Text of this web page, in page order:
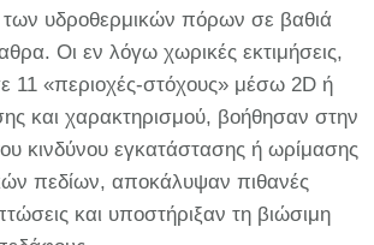
των υδροθερμικών πόρων σε βαθιά
Οι εν λόγω χωρικές εκτιμήσεις,
11 «περιοχές-στόχους» μέσω 2D ή
και χαρακτηρισμού, βοήθησαν στην
κινδύνου εγκατάστασης ή ωρίμασης
πεδίων, αποκάλυψαν πιθανές
και υποστήριξαν τη βιώσιμη